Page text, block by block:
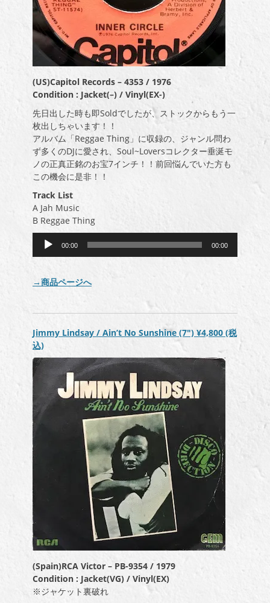
(US)Capitol Records – 4353 / 1976
Condition : Jacket(–) / Vinyl(EX-)
先日出した時も即Soldでしたが、ストックからもう一
枚出しちゃいます！！
アルバム「Reggae Thing」に収録の、ジャンル問わ
ず多くのDJに愛され、Soul~Loversコレクター垂涎モ
ノの正真正銘のお宝7インチ！！前回悩んでいた方も
この機会に是非！！
Track List
A Jah Music
B Reggae Thing
ー
ー
00:00 00:00
→商品ページへ
Jimmy Lindsay / Ain’t No Sunshine (7″) ¥4,800 (税
込)
(Spain)RCA Victor – PB-9354 / 1979
Condition : Jacket(VG) / Vinyl(EX)
※ジャケット裏破れ